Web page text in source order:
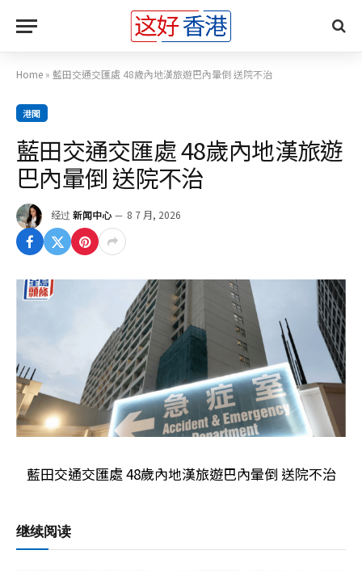
Home » 藍田交通交匯處 48歲內地漢旅遊巴內暈倒 送院不治
港聞
藍田交通交匯處 48歲內地漢旅遊
巴內暈倒 送院不治
经过 新闻中心 8 7 月, 2026
藍田交通交匯處 48歲內地漢旅遊巴內暈倒 送院不治
继续阅读